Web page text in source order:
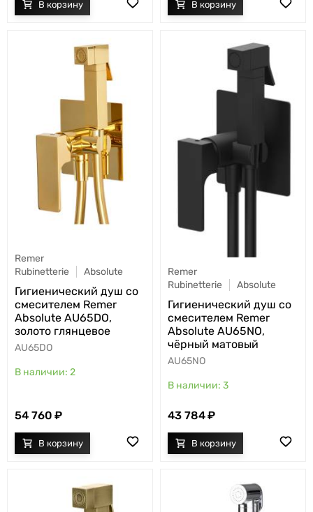
Remer
Rubinetterie
Absolute
Гигиенический душ со
смесителем Remer
Absolute AU65DO,
золото глянцевое
AU65DO
2
54 760
Remer
Rubinetterie
Absolute
Гигиенический душ со
смесителем Remer
Absolute AU65NO,
чёрный матовый
AU65NO
3
43 784